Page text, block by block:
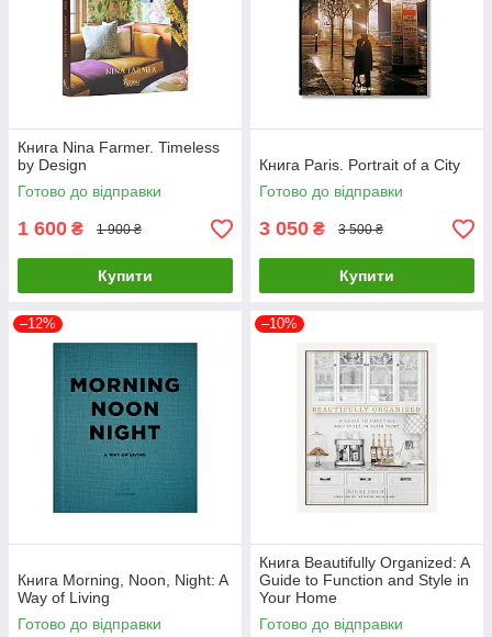
Книга Nina Farmer. Timeless
by Design
Готово до відправки
1 600 ₴ 1 900 ₴
Купити
Книга Paris. Portrait of a City
Готово до відправки
3 050 ₴ 3 500 ₴
Купити
–12%
Книга Morning, Noon, Night: A
Way of Living
Готово до відправки
–10%
Книга Beautifully Organized: A
Guide to Function and Style in
Your Home
Готово до відправки